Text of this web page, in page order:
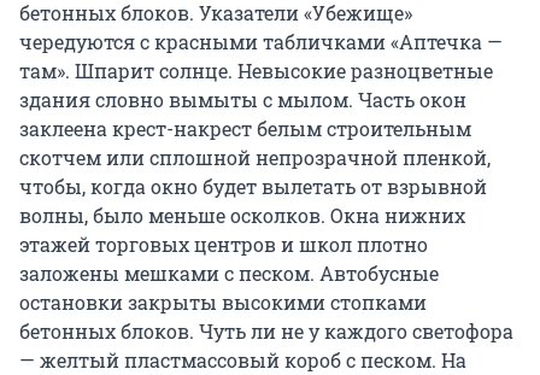
бетонных блоков. Указатели «Убежище»
чередуются с красными табличками «Аптечка —
там». Шпарит солнце. Невысокие разноцветные
здания словно вымыты с мылом. Часть окон
заклеена крест-накрест белым строительным
скотчем или сплошной непрозрачной пленкой,
чтобы, когда окно будет вылетать от взрывной
волны, было меньше осколков. Окна нижних
этажей торговых центров и школ плотно
заложены мешками с песком. Автобусные
остановки закрыты высокими стопками
бетонных блоков. Чуть ли не у каждого светофора
— желтый пластмассовый короб с песком. На